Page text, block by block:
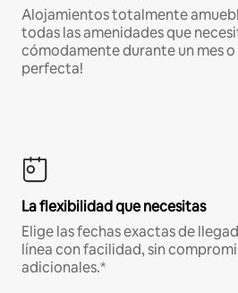
Alojamientos totalmente
todas las amenidades que
cómodamente durante un mes o
perfecta!
La flexibilidad que necesitas
Elige las fechas exactas de
línea con facilidad, sin
adicionales.*